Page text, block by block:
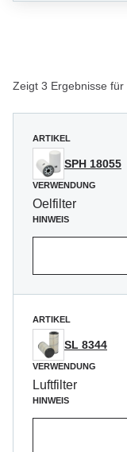
Zeigt 3 Ergebnisse für
ARTIKEL
SPH 18055
VERWENDUNG
Oelfilter
HINWEIS
ARTIKEL
SL 8344
VERWENDUNG
Luftfilter
HINWEIS